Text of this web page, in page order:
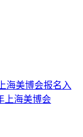
海美博会报名入
上海美博会